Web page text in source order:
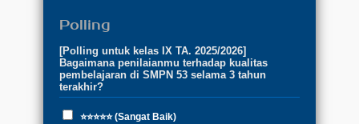
Polling
[Polling untuk kelas IX TA. 2025/2026]
Bagaimana penilaianmu terhadap kualitas
pembelajaran di SMPN 53 selama 3 tahun
terakhir?
⭐⭐⭐⭐⭐ (Sangat Baik)